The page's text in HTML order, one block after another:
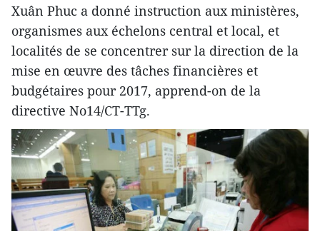
Xuân Phuc a donné instruction aux ministères,
organismes aux échelons central et local, et
localités de se concentrer sur la direction de la
mise en œuvre des tâches financières et
budgétaires pour 2017, apprend-on de la
directive No14/CT-TTg.